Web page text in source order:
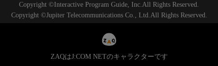
Copyright ©Interactive Program Guide, Inc.All Rights Reserved.
Copyright ©Jupiter Telecommunications Co., Ltd.All Rights Reserved.
ZAQはJ:COM NETのキャラクターです